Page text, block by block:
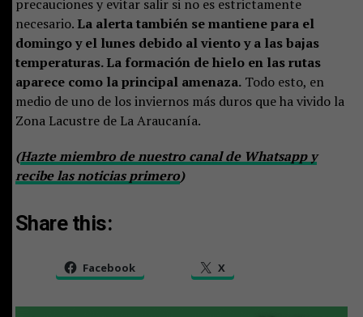
precauciones y evitar salir si no es estrictamente
necesario. La alerta también se mantiene para el
domingo y el lunes debido al viento y a las bajas
temperaturas. La formación de hielo en las rutas
aparece como la principal amenaza.Todo esto, en
medio de uno de los inviernos más duros que ha vivido la
Zona Lacustre de La Araucanía.
(Hazte miembro de nuestro canal de Whatsapp y
recibe las noticias primero)
Share this:
Facebook X